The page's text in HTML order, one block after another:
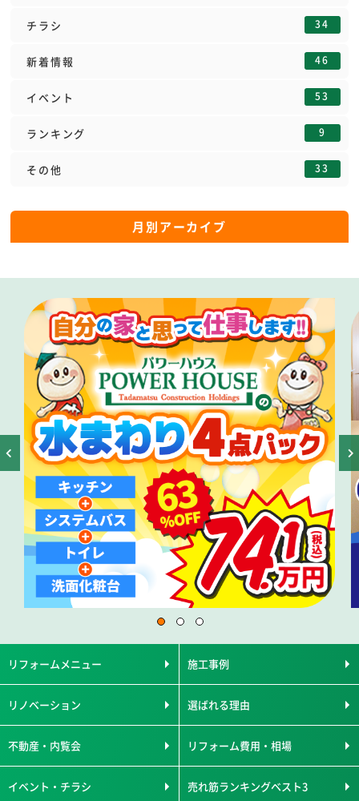
チラシ 34
新着情報 46
イベント 53
ランキング 9
その他 33
月別アーカイブ
リフォームメニュー 施工事例
リノベーション 選ばれる理由
不動産・内覧会 リフォーム費用・相場
イベント・チラシ 売れ筋ランキングベスト3